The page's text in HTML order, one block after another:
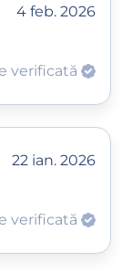
4 feb. 2026
verificată
22 ian. 2026
verificată